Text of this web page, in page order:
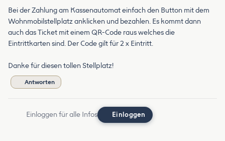
Bei der Zahlung am Kassenautomat einfach den Button mit dem
Wohnmobilstellplatz anklicken und bezahlen. Es kommt dann
auch das Ticket mit einem QR-Code raus welches die
Eintrittkarten sind. Der Code gilt für 2 x Eintritt.
Danke für diesen tollen Stellplatz!
Antworten
Einloggen für alle Infos Einloggen